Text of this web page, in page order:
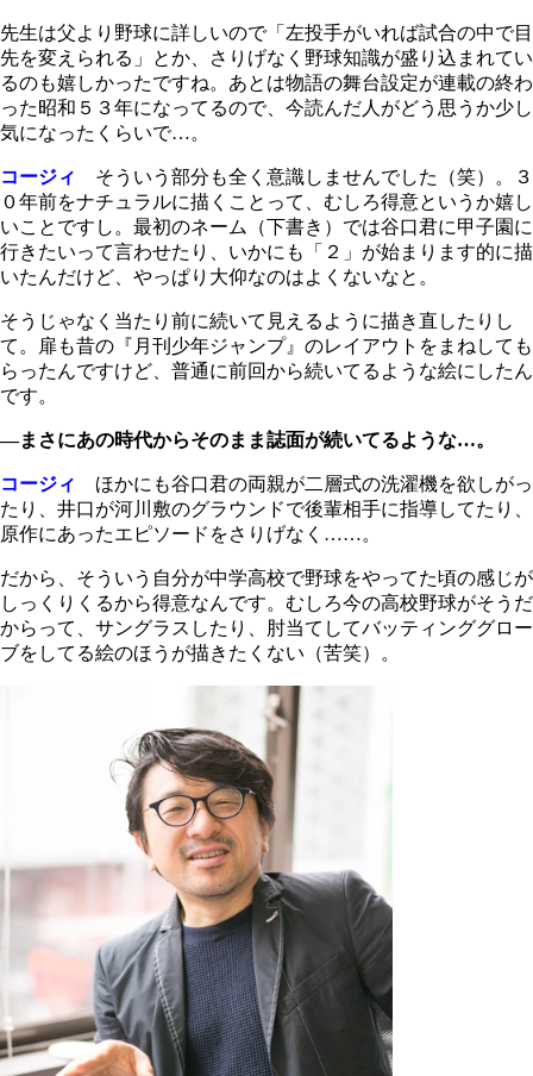
先生は父より野球に詳しいので「左投手がいれば試合の中で目
先を変えられる」とか、さりげなく野球知識が盛り込まれてい
るのも嬉しかったですね。あとは物語の舞台設定が連載の終わ
った昭和５３年になってるので、今読んだ人がどう思うか少し
気になったくらいで…。
コージィ
そういう部分も全く意識しませんでした（笑）。３
０年前をナチュラルに描くことって、むしろ得意というか嬉し
いことですし。最初のネーム（下書き）では谷口君に甲子園に
行きたいって言わせたり、いかにも「２」が始まります的に描
いたんだけど、やっぱり大仰なのはよくないなと。
そうじゃなく当たり前に続いて見えるように描き直したりし
て。扉も昔の『月刊少年ジャンプ』のレイアウトをまねしても
らったんですけど、普通に前回から続いてるような絵にしたん
です。
―まさにあの時代からそのまま誌面が続いてるような…。
コージィ
ほかにも谷口君の両親が二層式の洗濯機を欲しがっ
たり、井口が河川敷のグラウンドで後輩相手に指導してたり、
原作にあったエピソードをさりげなく……。
だから、そういう自分が中学高校で野球をやってた頃の感じが
しっくりくるから得意なんです。むしろ今の高校野球がそうだ
からって、サングラスしたり、肘当てしてバッティンググロー
ブをしてる絵のほうが描きたくない（苦笑）。